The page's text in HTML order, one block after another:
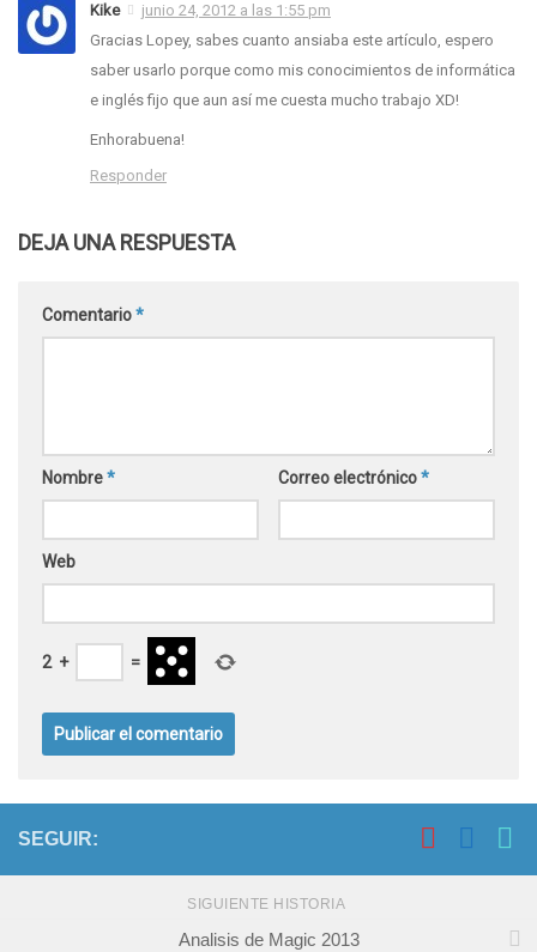
Kike
junio 24, 2012 a las 1:55 pm
Gracias Lopey, sabes cuanto ansiaba este artículo, espero
saber usarlo porque como mis conocimientos de informática
e inglés fijo que aun así me cuesta mucho trabajo XD!
Enhorabuena!
Responder
DEJA UNA RESPUESTA
Comentario*
Nombre* Correo electrónico*
Web
2 + =
SEGUIR:
SIGUIENTE HISTORIA
Analisis de Magic 2013